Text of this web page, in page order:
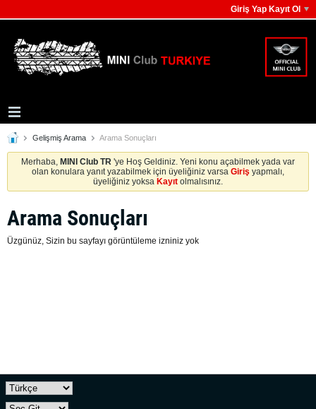
Giriş Yap Kayıt Ol
Gelişmiş Arama Arama Sonuçları
Merhaba, MINI Club TR 'ye Hoş Geldiniz. Yeni konu açabilmek yada var
olan konulara yanıt yazabilmek için üyeliğiniz varsa Giriş yapmalı,
üyeliğiniz yoksa Kayıt olmalısınız.
Arama Sonuçları
Üzgünüz, Sizin bu sayfayı görüntüleme izniniz yok